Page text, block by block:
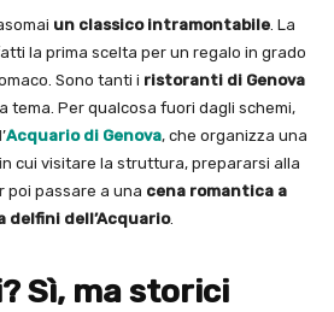
un classico intramontabile . La
la prima scelta per un regalo in grado
Sono tanti i ristoranti di Genova
tema. Per qualcosa fuori dagli schemi,
Acquario di Genova, che organizza una
cui visitare la struttura, prepararsi alla
poi passare a una cena romantica a
delfini dell’Acquario.
Sì, ma storici